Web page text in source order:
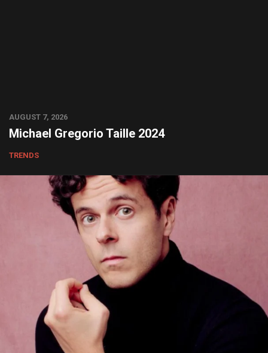
AUGUST 7, 2026
Michael Gregorio Taille 2024
TRENDS